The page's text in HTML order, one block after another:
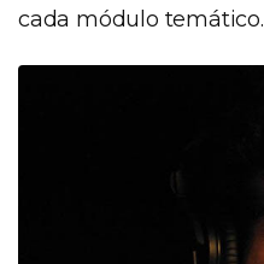
cada módulo temático.